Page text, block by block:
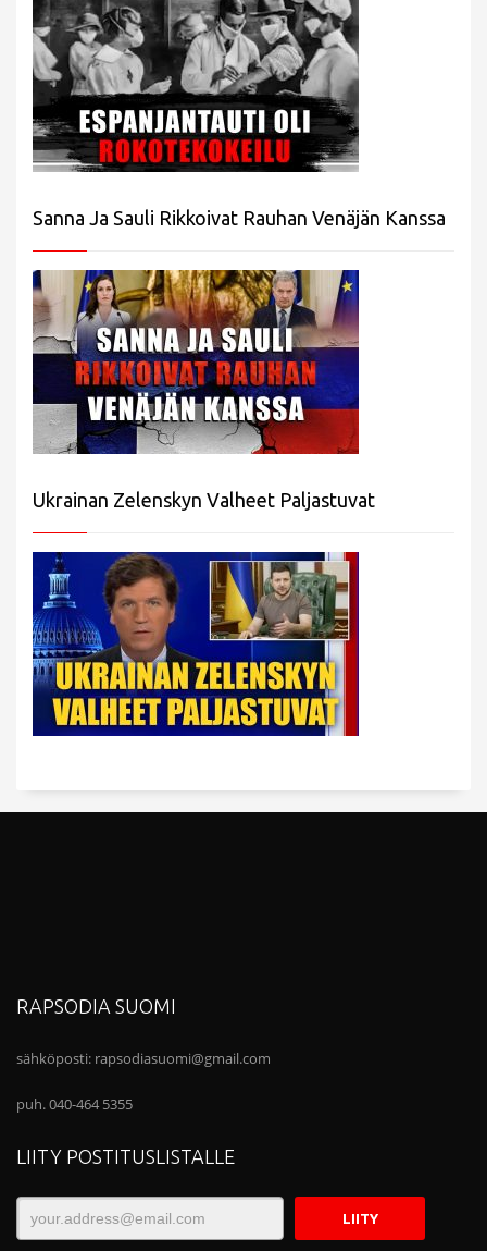
Sanna Ja Sauli Rikkoivat Rauhan Venäjän Kanssa
Ukrainan Zelenskyn Valheet Paljastuvat
RAPSODIA SUOMI
sähköposti: rapsodiasuomi@gmail.com
puh. 040-464 5355
LIITY POSTITUSLISTALLE